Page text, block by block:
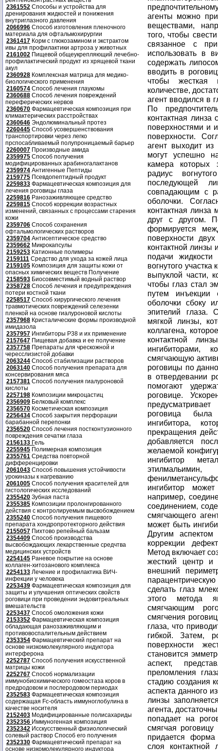
2361552 Способы и устройства для
дренирования жидкостей и понижения
внутриглазного давления
2066996 Способ изготовления пленочного
материала для офтальмохирургии
2361417 Корм с глюкозамином и экстрактом
ивы для профилактики артроза у животных
2161002 Пищевой общеукрепляющий лечебно-
профилактический продукт из хрящевой ткани
акул
2360928 Комплексная матрица для медико-
биологического применения
2160574 Способ лечения глаукомы
2360688 Способ лечения повреждений
переферических нервов
2360670 Фармацевтическая композиция при
климактерических расстройствах
2360646 Эндолюминальный протез
2260445 Способ усовершенствования
транспортировки через легко
прспосабливаемый полупроницаемый барьер
2260007 Производные амида
2359975 Способ получения
модифицированных арабиногалактанов
2359974 Антигенные Пептиды
2159775 Псевдопептидный продукт
2259833 Фармацевтическая композиция для
лечения роговицы глаза
2259816 Ранозаживляющее средство
2259815 Способ коррекции возрастных
изменений, связанных с процессами старения
кожи
2359706 Способ сохранения
офтальмологических растворов
2359704 Антисептическое средство
2359662 Микрокапсулы
2159253 Катионные полимеры
2159111 Средство для ухода за кожей лица
2159105 Композиция для защиты кожи от
опасных химических веществ Получение
2158593 Биосовместимый водный раствор
2358728 Способ лечения и предупреждения
потери костной ткани
2258517 Способ хирургического лечения
травмотических повреждений селезенки
пленкой на основе гиалуроновой кислоты
2357968 Кристалические формы производной
имидазола
2357957 Ингибиторы P38 и их применение
2157647 Пищевая добавка и ее получение
2357758 Препараты для чрескожной и
чересслизистой добавки
2063244 Способ стабилизации растворов
2063140 Способ получения препарата для
консервирования мяса
2157381 Способ получения гиалуроновой
кислоты
2257198 Композиции микроцастиц
2356909 Белковый комплекс
2356570 Косметическая композиция
2256434 Способ закрытия перфорации
барабанной перепонки
2356520 Способ лечения постконтузионного
повреждения сечатки глаза
2156133 Гель
2255945 Полимерная композиция
2355761 Средства повторной
дифференцировки
2061043 Способ повышения устойчивости
урокиназы к нагреванию
2061005 Способ получения красителей для
гистологических исследований
2355420 Зубная паста
2355385 Композиции пролонгированного
действия с контролируемым высвобождением
2355240 Способ получения пищевого
препарата хондропротекторного действия
2155057 Пихтово репейный бальзам
2354409 Способ производства
высвобождающих лекарственные средчтва
медицинских устройств
2254145 Раневое покрытие на основе
коллаген-хитозанового комплекса
2254133 Лечение и профилактика ВИЧ-
инфекции у человека
2253439 Фармацевтическая композиция для
защиты и улучшения оптических свойств
роговици при проведении эндовитреальных
вмешательств
2253437 Способ омоложения кожи
2153352 Фармацевтическая композиция
обладающая ранозаживляющим и
противовоспалительным действием
2353354 Фармацевтический препарат на
основе низкомолекулярного индуктора
интерферона
2252787 Способ получения искусственной
матрицы кожи
2252767 Способ нормализации
иммунобиохимического гомеостаза коров в
предродовом и послеродовом периодах
2352583 Фармацевтическая композиция
содержащая Fc-область иммуноглобулина в
качестве носителя
2152403 Модифицированные полисахариды
2352356 Иммуногенная композиция
2352342 Исскусственный физиологический
солевый раствор Способ его получения
2352330 Фармацевтический препарат на
основе низкомолекулярного индуктора
агенты можно
веществами,
того, чтобы
связанное с
использовать в
содержать
вводить в
чтобы жесткая
количестве,
агент вводился в
По
контактная
поверхностями и
поверхности.
агент выходит
могут успешно
камера которых
радиус
последующей
совпадающим с
оболочки.
контактная линза
друг с другом.
формируется
поверхности
контактной линзы
подачи
вогнутого
выпуклой части,
чтобы глаз стал
путем инъекции
оболочки сбоку
эпителий глаза.
мягкой линзы,
коллагена,
контактной
ингибиторами,
смягчающую
роговицы по
в отвердевании
помогают
роговице.
роговица была
ингибитора,
прекращения
добавляется
желаемой
ингибитор
этилмальимин,
ингибитор
например,
соединением,
смягчающего
может быть
Другим аспектом
коррекции
Метод включает
жесткий центр и
внешний
сделать глаз
этого метода
смягчающим
смягчения
глаза, что
гибкой. Затем,
поверхности
становится
аспект,
преломления
стадию создания
аспекта данного
линзы
агента,
попадает на
смягчая
придается форма
слоя